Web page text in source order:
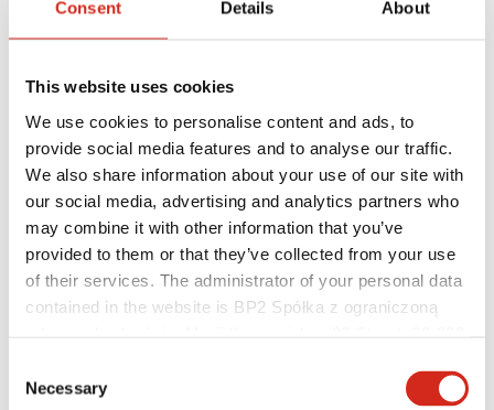
Consent Details About
This website uses cookies
We use cookies to personalise content and ads, to
provide social media features and to analyse our traffic.
We also share information about your use of our site with
our social media, advertising and analytics partners who
may combine it with other information that you’ve
provided to them or that they’ve collected from your use
of their services. The administrator of your personal data
contained in the website is BP2 Spółka z ograniczoną
121387608.
Selection
Necessary
Forgalmazók
Ügyfélzóna – eProfil